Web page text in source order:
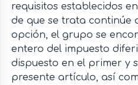
requisitos establecidos
de que se trata continúe
opción, el grupo se
entero del impuesto
dispuesto en el primer y
presente artículo, así